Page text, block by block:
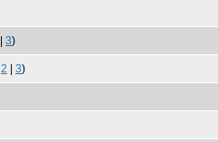
3)
2 3)